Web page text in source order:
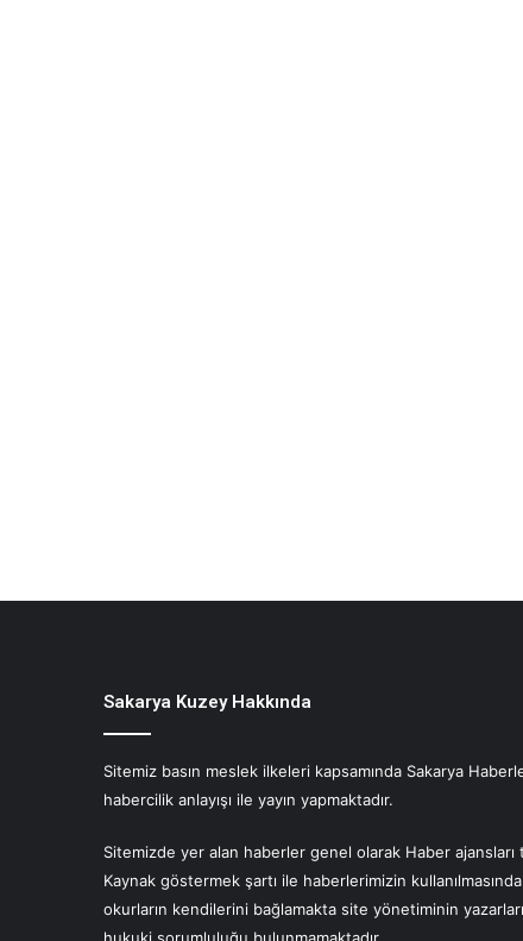
Sakarya Kuzey Hakkında
Sitemiz basın meslek ilkeleri kapsamında Sakarya
habercilik anlayışı ile yayın yapmaktadır.
Sitemizde yer alan haberler genel olarak Haber
Kaynak göstermek şartı ile haberlerimizin
okurların kendilerini bağlamakta site yönetiminin